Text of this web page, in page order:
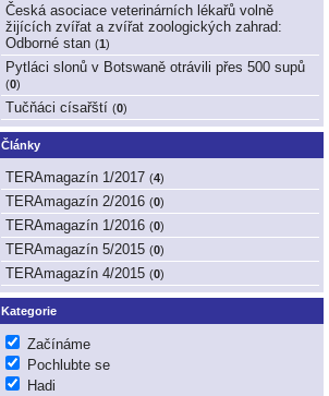
Česká asociace veterinárních lékařů volně
žijících zvířat a zvířat zoologických zahrad:
Odborné stan (1)
Pytláci slonů v Botswaně otrávili přes 500 supů
(0)
Tučňáci císařští (0)
Články
TERAmagazín 1/2017 (4)
TERAmagazín 2/2016 (0)
TERAmagazín 1/2016 (0)
TERAmagazín 5/2015 (0)
TERAmagazín 4/2015 (0)
Kategorie
Začínáme
Pochlubte se
Hadi